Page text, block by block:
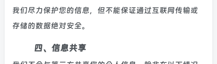
我们尽力保护您的信息，但不能保证通过互联网传输或
存储的数据绝对安全。
四、信息共享